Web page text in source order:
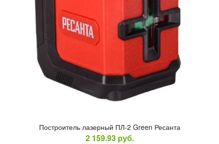
Пос­тро­итель ла­зер­ный ПЛ-2 Green Ре­сан­та
2 159.93 руб.